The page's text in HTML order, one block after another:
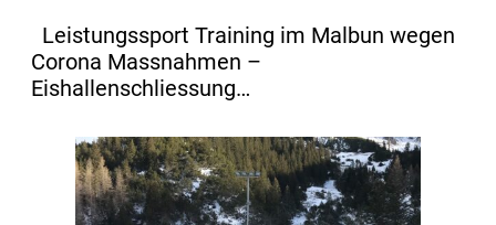
Leistungssport Training im Malbun wegen
Corona Massnahmen –
Eishallenschliessung…